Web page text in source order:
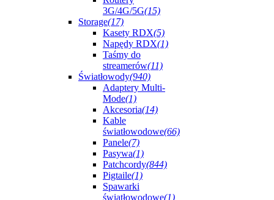
3G/4G/5G(15)
Storage(17)
Kasety RDX(5)
Napędy RDX(1)
Taśmy do
streamerów(11)
Światłowody(940)
Adaptery Multi-
Mode(1)
Akcesoria(14)
Kable
światłowodowe(66)
Panele(7)
Pasywa(1)
Patchcordy(844)
Pigtaile(1)
Spawarki
światłowodowe(1)